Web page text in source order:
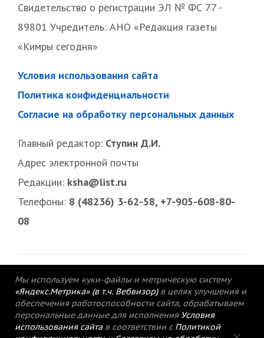
Свидетельство о регистрации ЭЛ № ФС 77 -
89801 Учредитель: АНО «Редакция газеты
«Кимры сегодня»
Условия использования сайта
Политика конфиденциальности
Согласие на обработку персональных данных
Главный редактор: Ступин Д.И.
Адрес электронной почты
Редакции: ksha@list.ru
Телефоны: 8 (48236) 3-62-58, +7-905-608-80-
08
Мы используем куки-файлы и метрическую систему
«Яндекс.Метрика» (в т.ч. Вебвизор) в целях улучшения и
обеспечения работоспособности сайта, обрабатываем
персональные данные для исполнения Условия
использования сайтав соответствии с Политикой